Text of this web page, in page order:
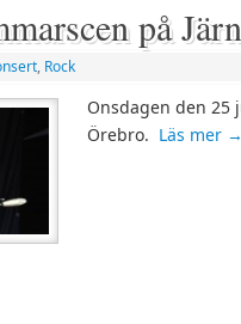
på
, Rock
Onsdagen den 25
Örebro. Läs mer →